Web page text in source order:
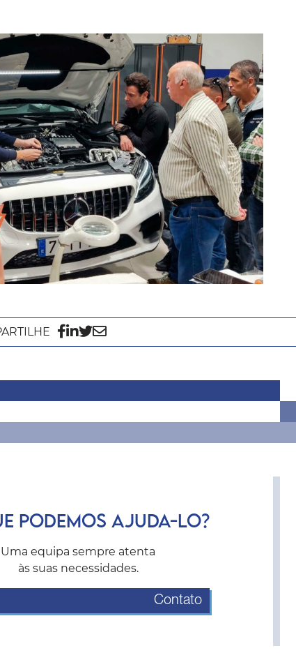
PODEMOS AJUDA-LO?
Uma equipa sempre atenta
às suas necessidades.
Contato